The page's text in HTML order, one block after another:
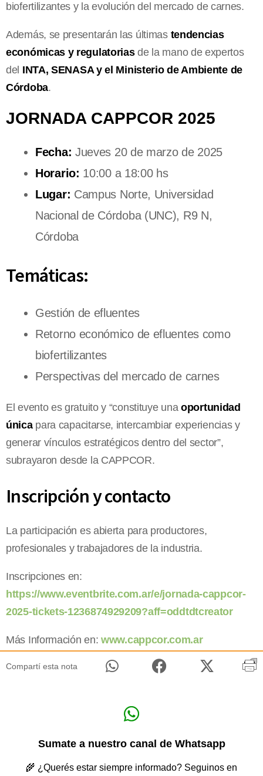
biofertilizantes y la evolución del mercado de carnes.
Además, se presentarán las últimas tendencias
económicas y regulatoriasde la mano de expertos
del INTA, SENASA y el Ministerio de Ambiente de
Córdoba.
JORNADA CAPPCOR 2025
Fecha: Jueves 20 de marzo de 2025
Horario: 10:00 a 18:00 hs
Lugar: Campus Norte, Universidad
Nacional de Córdoba (UNC), R9 N,
Córdoba
Temáticas:
Gestión de efluentes
Retorno económico de efluentes como
biofertilizantes
Perspectivas del mercado de carnes
El evento es gratuito y “constituye una oportunidad
únicapara capacitarse, intercambiar experiencias y
generar vínculos estratégicos dentro del sector”,
subrayaron desde la CAPPCOR.
Inscripción y contacto
La participación es abierta para productores,
profesionales y trabajadores de la industria.
Inscripciones en:
https://www.eventbrite.com.ar/e/jornada-cappcor-
2025-tickets-1236874929209?aff=oddtdtcreator
Más Información en: www.cappcor.com.ar
Compartí esta nota
Sumate a nuestro canal de Whatsapp
🌾 ¿Querés estar siempre informado? Seguinos en